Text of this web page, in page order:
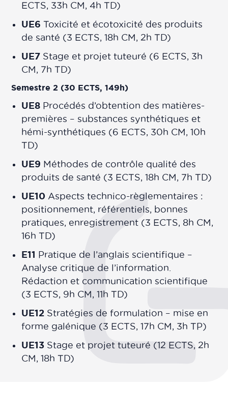
ECTS, 33h CM, 4h TD)
UE6 Toxicité et écotoxicité des produits
de santé (3 ECTS, 18h CM, 2h TD)
UE7 Stage et projet tuteuré (6 ECTS, 3h
CM, 7h TD)
Semestre 2 (30 ECTS, 149h)
UE8 Procédés d’obtention des matières-
premières – substances synthétiques et
hémi-synthétiques (6 ECTS, 30h CM, 10h
TD)
UE9 Méthodes de contrôle qualité des
produits de santé (3 ECTS, 18h CM, 7h TD)
UE10 Aspects technico-règlementaires :
positionnement, référentiels, bonnes
pratiques, enregistrement (3 ECTS, 8h CM,
16h TD)
E11 Pratique de l’anglais scientifique –
Analyse critique de l’information.
Rédaction et communication scientifique
(3 ECTS, 9h CM, 11h TD)
UE12 Stratégies de formulation – mise en
forme galénique (3 ECTS, 17h CM, 3h TP)
UE13 Stage et projet tuteuré (12 ECTS, 2h
CM, 18h TD)